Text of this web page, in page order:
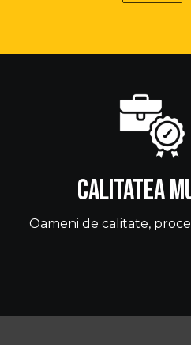
Calitatea
Oameni de calitate,